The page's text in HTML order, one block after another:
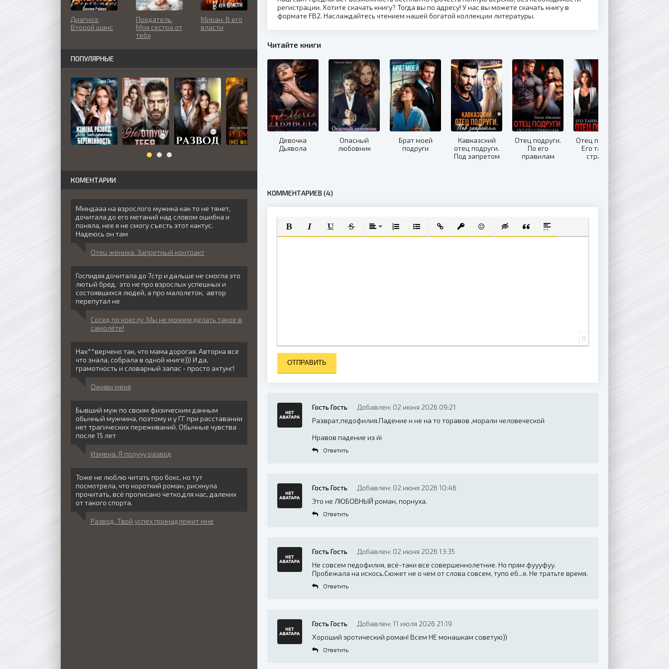
регистрации. Хотите скачать книгу? Тогда вы по адресу! У нас вы можете скачать книгу в
формате FB2. Наслаждайтесь чтением нашей богатой коллекции литературы.
Читайте книги
Девочка
Дьявола
Опасный
любовник
Брат моей
подруги
Кавказский
отец подруги.
Под запретом
Отец подруги.
По его
правилам
Отец подруги.
Его тайная
страсть
КОММЕНТАРИЕВ (4)
ПОЛУЖИРНЫЙ
КУРСИВПОДЧЕРКНУТЫЙ
ЗАЧЕРКНУТЫЙВЫРАВНИВАНИЕ
НУМЕРОВАННЫЙ СПИСОК
МАРКИРОВАННЫЙ СПИСОК
ВСТАВИТЬ ССЫЛКУ
ВСТАВИТЬ ЗАЩИЩЕННУЮ ССЫЛКУ
ВСТАВИТЬ СМАЙЛИК
ВСТАВКА СКРЫТОГО ТЕКСТА
ВСТАВКА ЦИТАТЫ
ВСТАВКА СПОЙЛЕРА
0
ОТПРАВИТЬ
Гость Гость
Добавлен: 02 июня 2026 09:21
Разврат,педофилия.Падение н не на то торавов ,морали человеческой
Нравов падение из и́і
Ответить
Гость Гость
Добавлен: 02 июня 2026 10:46
Это не ЛЮБОВНЫЙ роман, порнуха.
Ответить
Гость Гость
Добавлен: 02 июня 2026 13:35
Не совсем педофилия, всё-таки все совершеннолетние. Но прям фуууфуу.
Пробежала на искось.Сюжет не о чем от слова совсем, тупо еб...я. Не тратьте время.
Ответить
Гость Гость
Добавлен: 11 июля 2026 21:19
Хороший эротический роман! Всем НЕ монашкам советую))
Ответить
Диагноз:
Второй шанс
Предатель.
Моя сестра от
тебя
Миран. В его
власти
ПОПУЛЯРНЫЕ
КОМЕНТАРИИ
Ммндааа на взрослого мужика как то не тянет,
дочитала до его метаний над словом ошибка и
поняла, нее я не смогу съесть этот кактус.
Надеюсь он там
Отец жениха. Запретный контракт
Госпидяя дочитала до 7стр и дальше не смогла это
лютый бред, это не про взрослых успешных и
состоявшихся людей, а про малолеток, автор
перепутал не
Сосед по креслу. Мы не можем делать такое в
самолёте!
Нах**верчено так, что мама дорогая. Авторка все
что знала, собрала в одной книге))) И да,
грамотность и словарный запас - просто ахтунг!
Оживи меня
Бывший муж по своим физическим данным
обычный мужчина, поэтому и у ГГ при расставании
нет трагических переживаний. Обычные чувства
после 15 лет
Измена. Я получу развод
Тоже не люблю читать про бокс, но тут
посмотрела, что короткий роман, рискнула
прочитать, всё прописано четко,для нас, далеких
от такого спорта.
Развод. Твой успех принадлежит мне